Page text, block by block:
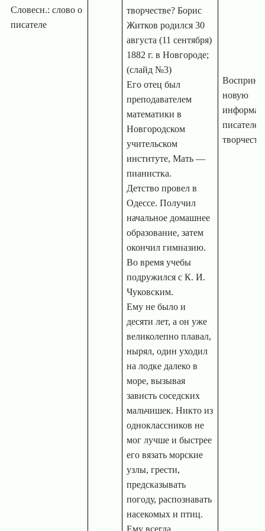
Словесн.: слово о
писателе
творчестве? Борис
Житков родился 30
августа (11 сентября)
1882 г. в Новгороде;
(слайд №3)
Его отец был
преподавателем
математики в
Новгородском
учительском
институте, Мать —
пианистка.
Детство провел в
Одессе. Получил
начальное домашнее
образование, затем
окончил гимназию.
Во время учебы
подружился с К. И.
Чуковским.
Ему не было и
десяти лет, а он уже
великолепно плавал,
нырял, один уходил
на лодке далеко в
море, вызывая
зависть соседских
мальчишек. Никто из
одноклассников не
мог лучше и быстрее
его вязать морские
узлы, грести,
предсказывать
погоду, распознавать
насекомых и птиц.
новую
писателе